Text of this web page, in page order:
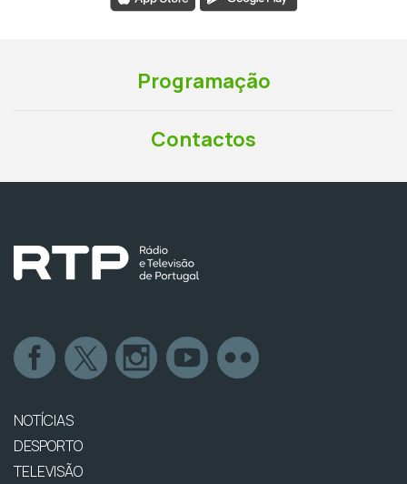
Programação
Contactos
NOTÍCIAS
DESPORTO
TELEVISÃO